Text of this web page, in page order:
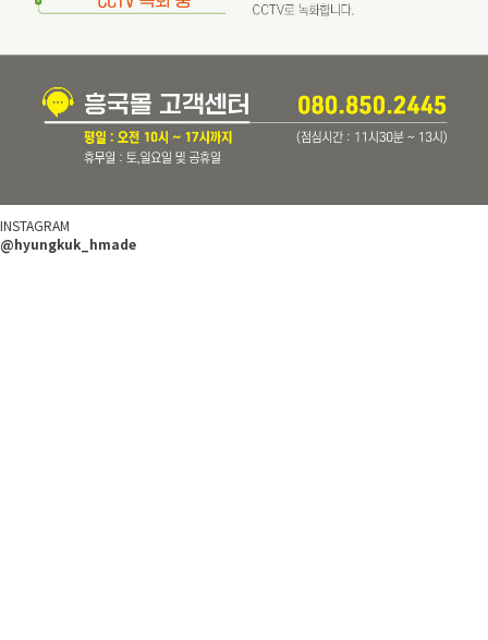
INSTAGRAM
@hyungkuk_hmade